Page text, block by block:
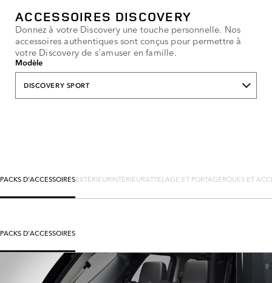
ACCESSOIRES DISCOVERY
Donnez à votre Discovery une touche personnelle. Nos
accessoires authentiques sont conçus pour permettre à
votre Discovery de s'amuser en famille.
Modèle
DISCOVERY SPORT
PACKS D'ACCESSOIRESEXTÉRIEURINTÉRIEURATTELAGE ET PORTAGEROUES ET
PACKS D'ACCESSOIRES